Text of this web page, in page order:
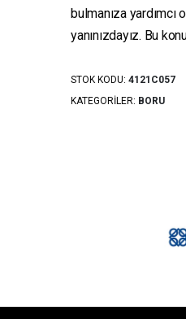
bulmanıza yardımcı
yanınızdayız. Bu
STOK KODU: 4121C057
KATEGORILER: BORU